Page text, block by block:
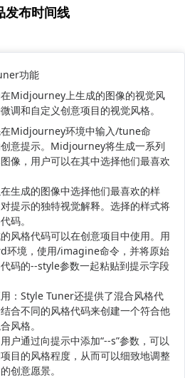
布时间线
功能
Midjourney上生成的图像的视觉风
调和自定义创意项目的视觉风格。
Midjourney环境中输入/tune命
意提示。Midjourney将生成一系列
像，用户可以在其中选择他们最喜欢
生成的图像中选择他们最喜欢的样
提示的独特视觉解释。选择的样式将
码。
风格代码可以在创意项目中使用。用
环境，使用/imagine命令，并将原始
码的--style参数一起粘贴到提示字段
：Style Tuner还提供了混合风格代
合不同的风格代码来创建一个符合他
风格。
户通过向提示中添加“--s”参数，可以
目的风格程度，从而可以细致地调整
创意愿景。